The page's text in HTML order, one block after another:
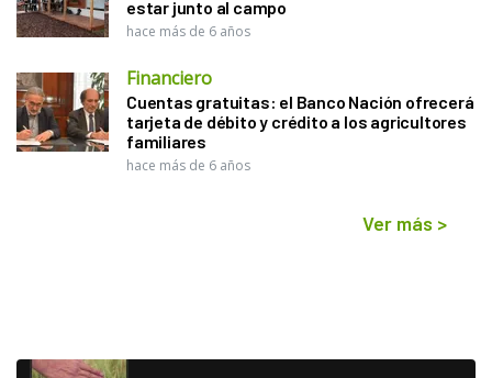
estar junto al campo
hace más de 6 años
Financiero
Cuentas gratuitas: el Banco Nación ofrecerá
tarjeta de débito y crédito a los agricultores
familiares
hace más de 6 años
Ver más >